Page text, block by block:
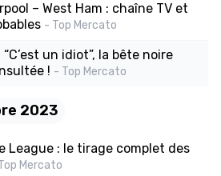
– West Ham : chaîne TV et
- Top Mercato
un idiot”, la bête noire
! - Top Mercato
2023
League : le tirage complet des
Mercato